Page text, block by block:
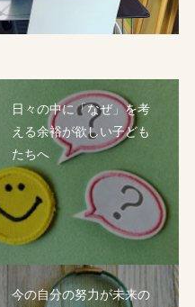
日々の中に「なぜ」を考
える余裕が欲しい子ども
たちへ
今の自分の努力が未来の